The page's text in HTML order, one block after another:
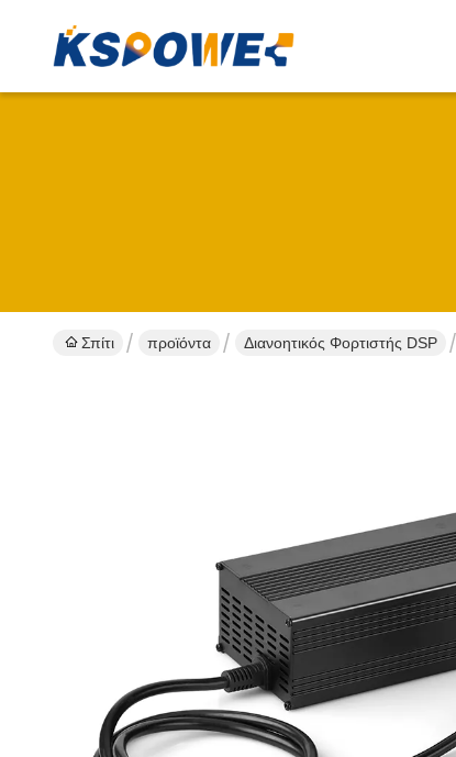
Σπίτι προϊόντα Διανοητικός Φορτιστής DSP